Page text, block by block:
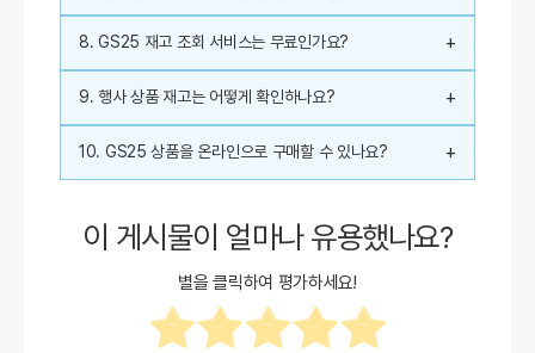
8. GS25 재고 조회 서비스는 무료인가요? +
9. 행사 상품 재고는 어떻게 확인하나요? +
10. GS25 상품을 온라인으로 구매할 수 있나요? +
이 게시물이 얼마나 유용했나요?
별을 클릭하여 평가하세요!